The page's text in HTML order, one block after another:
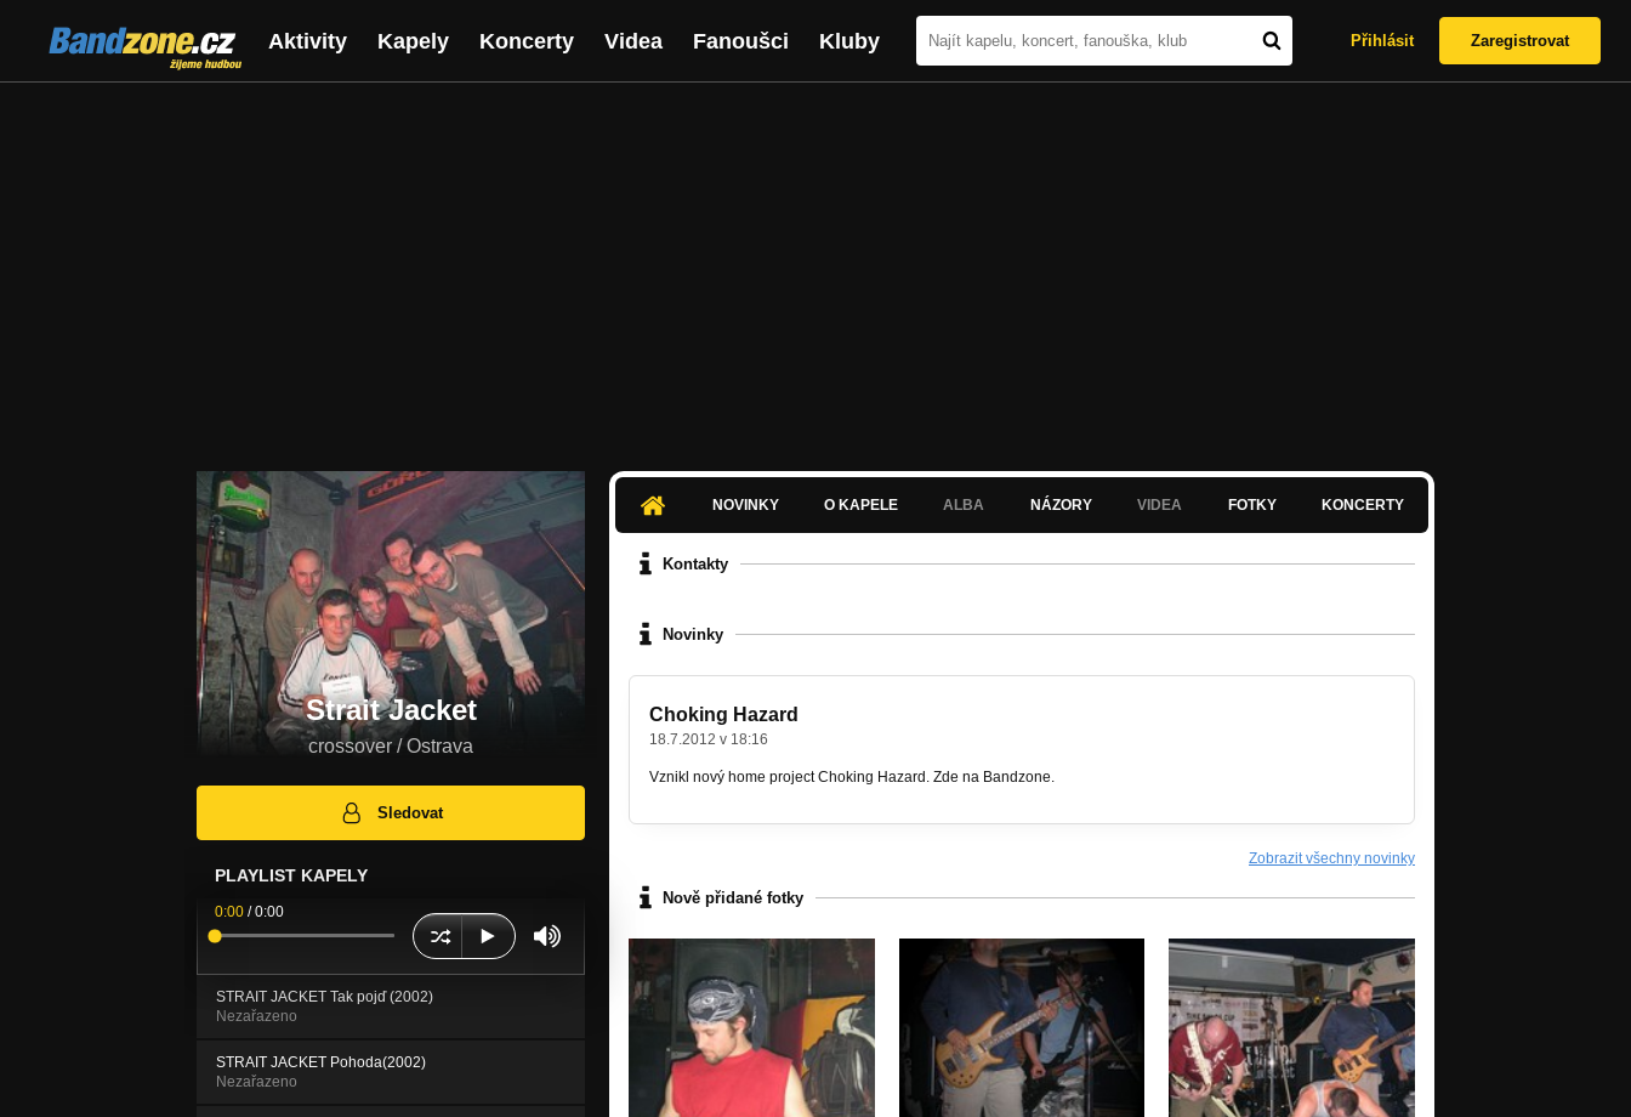
Bandzone.cz
žijeme hudbou
Aktivity Kapely Koncerty Videa Fanoušci Kluby Přihlásit Zaregistrovat
Strait Jacket
crossover / Ostrava
Sledovat
PLAYLIST KAPELY
0:00 /0:00
STRAIT JACKET Tak pojď (2002)
Nezařazeno
STRAIT JACKET Pohoda(2002)
Nezařazeno
NOVINKY O KAPELE ALBA NÁZORY VIDEA FOTKY KONCERTY
Kontakty
Novinky
Choking Hazard
18.7.2012 v 18:16
Vznikl nový home project Choking Hazard. Zde na Bandzone.
Zobrazit všechny novinky
Nově přidané fotky